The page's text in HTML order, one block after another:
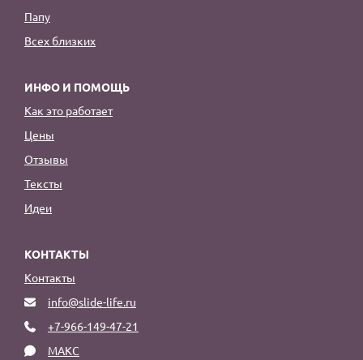
Папу
Всех близких
ИНФО И ПОМОЩЬ
Как это работает
Цены
Отзывы
Тексты
Идеи
КОНТАКТЫ
Контакты
info@slide-life.ru
+7-966-149-47-21
МАКС